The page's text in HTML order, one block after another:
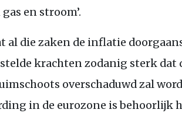
en stroom’.
al die zaken de inflatie
krachten zodanig sterk dat
overschaduwd zal
in de eurozone is behoorlijk